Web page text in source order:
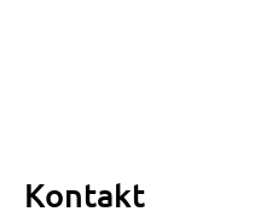
Kontakt